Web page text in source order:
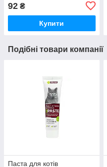
92 ₴
Купити
Подібні товари компанії
Паста для котів